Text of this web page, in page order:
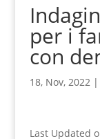
per i
con
18, Nov, 2022|
Last Updated